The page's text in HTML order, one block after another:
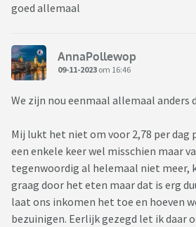
goed allemaal
AnnaPollewop
09-11-2023 om 16:46
We zijn nou eenmaal allemaal anders
Mij lukt het niet om voor 2,78 per dag
een enkele keer wel misschien maar
tegenwoordig al helemaal niet meer,
graag door het eten maar dat is erg
laat ons inkomen het toe en hoeven
bezuinigen. Eerlijk gezegd let ik daar